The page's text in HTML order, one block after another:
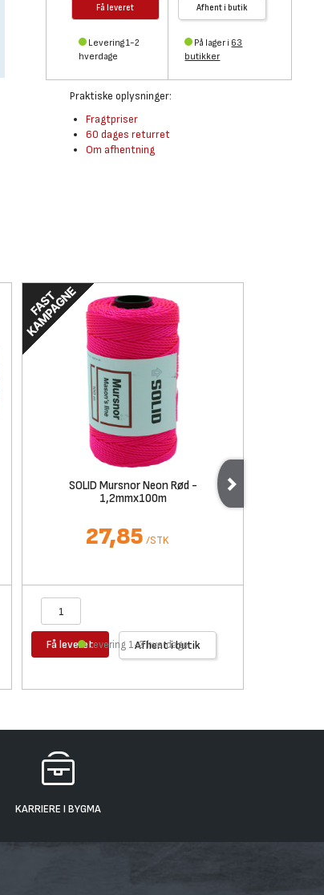
Få leveret
Levering 1-2
hverdage
Afhent i butik
På lager i 63
butikker
Praktiske oplysninger:
Fragtpriser
60 dages returret
Om afhentning
SOLID Mursnor Neon Rød -
1,2mmx100m
27,85 /STK
Få leveret Afhent i butik
Levering 1-2 hverdage
KARRIERE I BYGMA